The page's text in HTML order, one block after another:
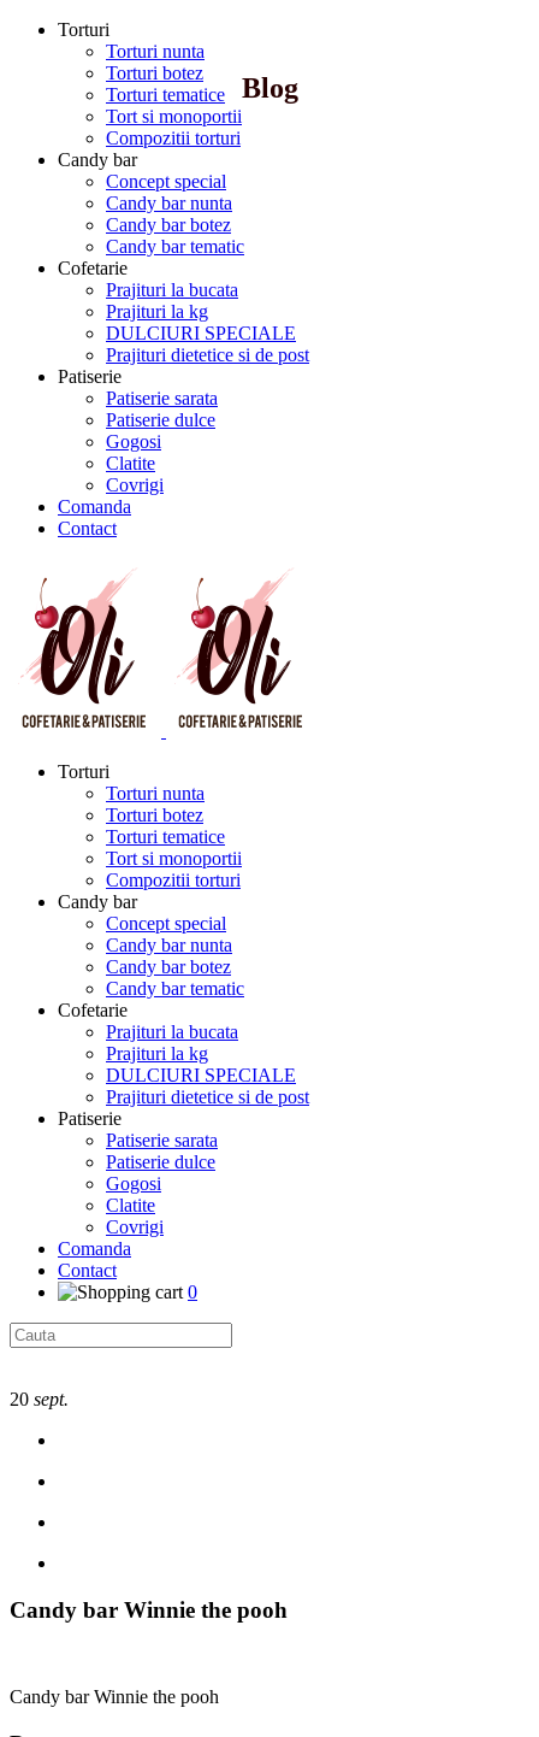
Torturi
Torturi nunta
Torturi botez
Torturi tematice
Tort si monoportii
Compozitii torturi
Candy bar
Concept special
Candy bar nunta
Candy bar botez
Candy bar tematic
Cofetarie
Prajituri la bucata
Prajituri la kg
DULCIURI SPECIALE
Prajituri dietetice si de post
Patiserie
Patiserie sarata
Patiserie dulce
Gogosi
Clatite
Covrigi
Comanda
Contact
Torturi
Torturi nunta
Torturi botez
Torturi tematice
Tort si monoportii
Compozitii torturi
Candy bar
Concept special
Candy bar nunta
Candy bar botez
Candy bar tematic
Cofetarie
Prajituri la bucata
Prajituri la kg
DULCIURI SPECIALE
Prajituri dietetice si de post
Patiserie
Patiserie sarata
Patiserie dulce
Gogosi
Clatite
Covrigi
Comanda
Contact
0
Blog
20 sept.
Candy bar Winnie the pooh
Candy bar Winnie the pooh